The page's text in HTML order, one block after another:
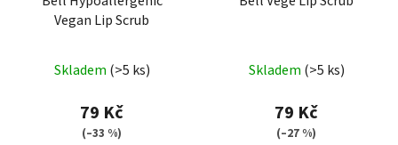
Vegan Lip Scrub
hodnocení
produktu
je
Skladem (>5 ks)
79 Kč
(–33 %)
hodnocení
produktu
je
Skladem (>5 ks)
79 Kč
(–27 %)